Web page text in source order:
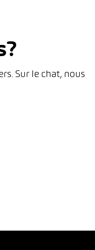
Sur le chat, nous